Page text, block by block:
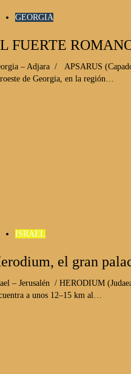
GEORGIA
FUERTE
– Adjara / APSARUS
de Georgia, en la región…
ISRAEL
el gran
– Jerusalén / HERODIUM
a unos 12–15 km al…